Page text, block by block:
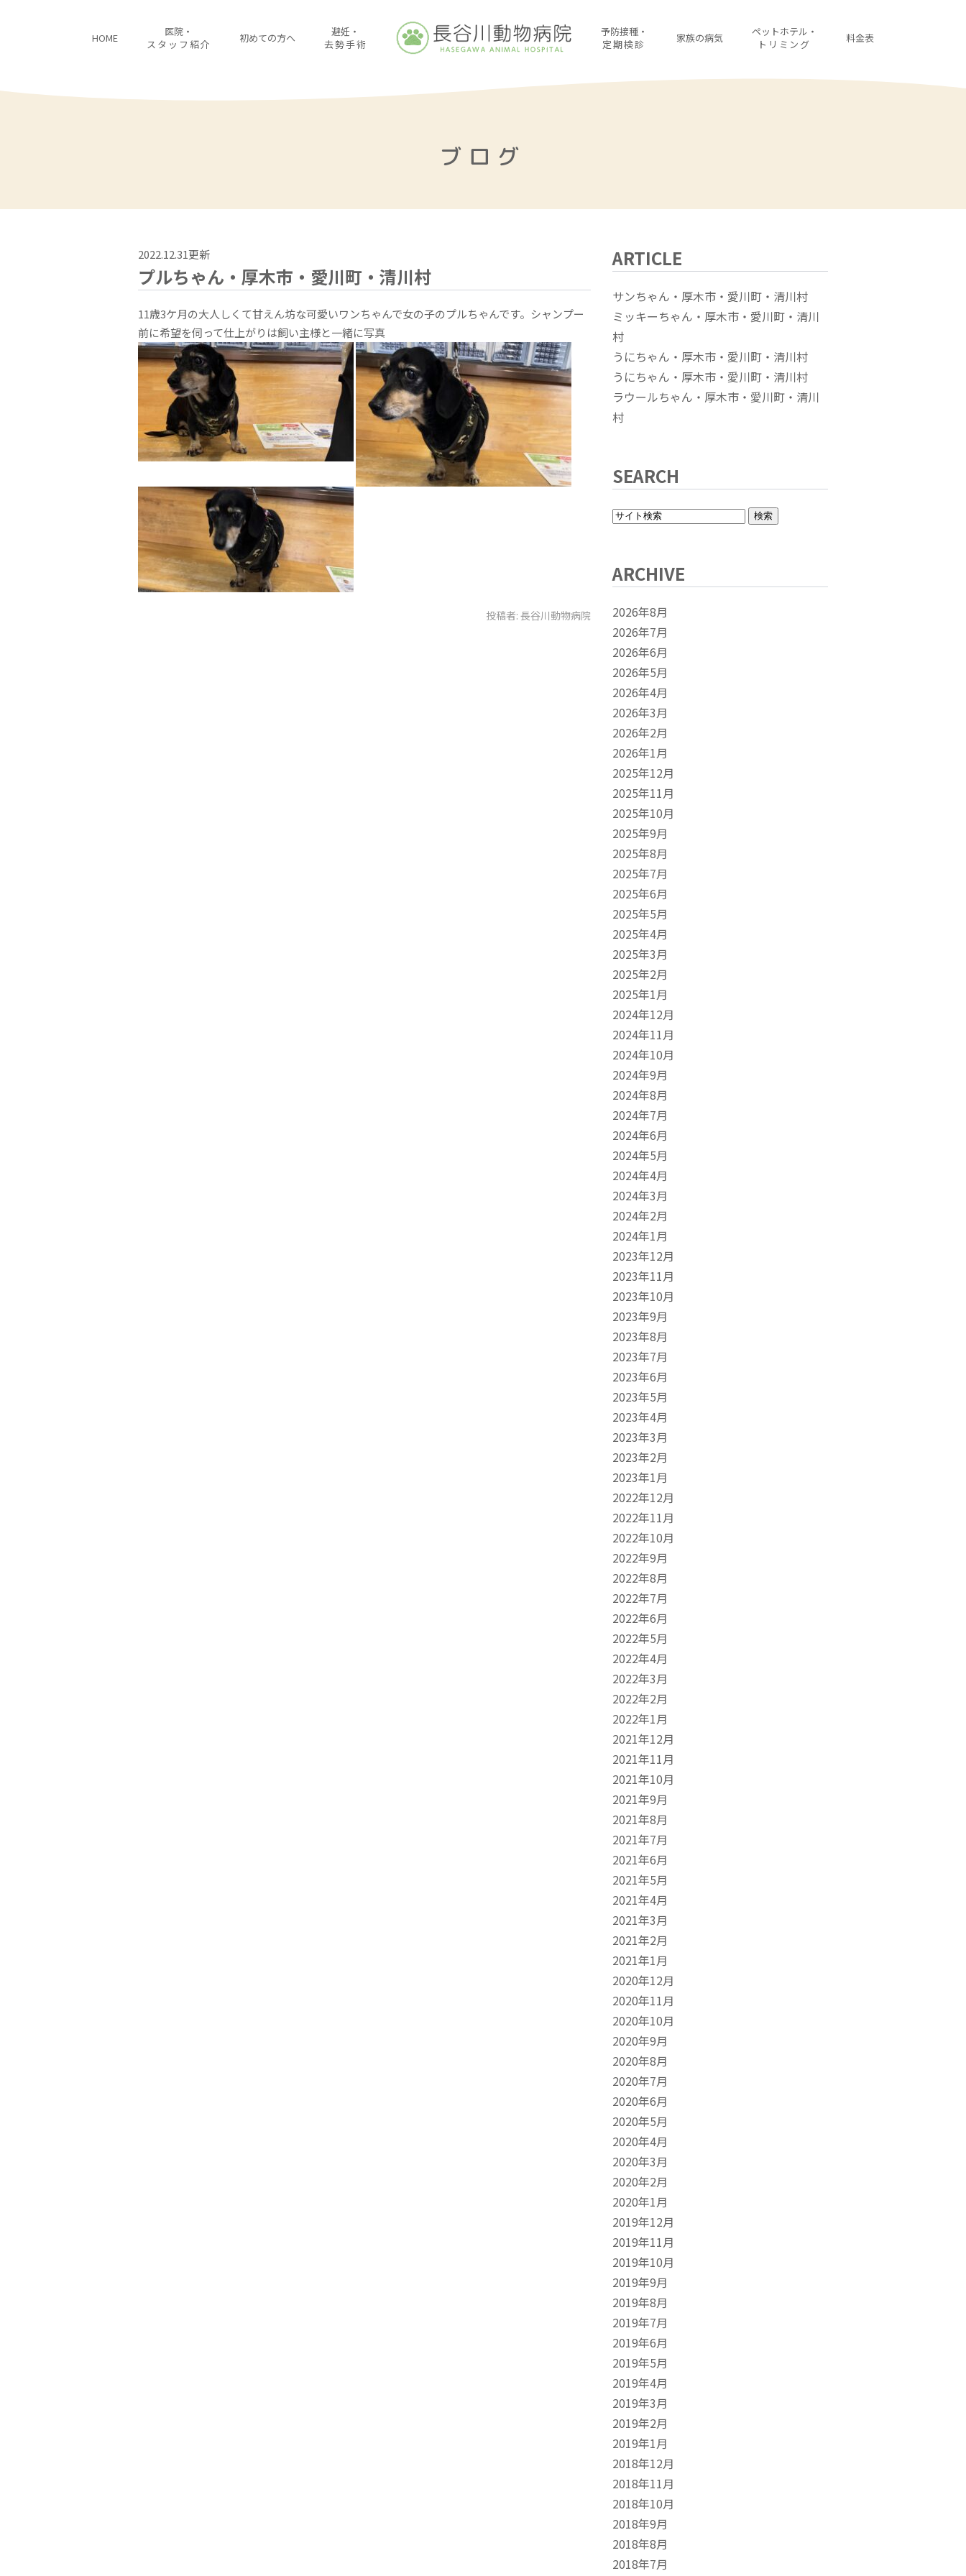
HOME
医院・
スタッフ紹介
初めての方へ
避妊・
去勢手術
予防接種・
定期検診
家族の病気
ペットホテル・
トリミング
料金表
ブログ
2022.12.31更新
プルちゃん・厚木市・愛川町・清川村
11歳3ケ月の大人しくて甘えん坊な可愛いワンちゃんで女の子のプルちゃんです。シャンプー
前に希望を伺って仕上がりは飼い主様と一緒に写真
投稿者: 長谷川動物病院
ARTICLE
サンちゃん・厚木市・愛川町・清川村
ミッキーちゃん・厚木市・愛川町・清川
村
うにちゃん・厚木市・愛川町・清川村
うにちゃん・厚木市・愛川町・清川村
ラウールちゃん・厚木市・愛川町・清川
村
SEARCH
ARCHIVE
2026年8月
2026年7月
2026年6月
2026年5月
2026年4月
2026年3月
2026年2月
2026年1月
2025年12月
2025年11月
2025年10月
2025年9月
2025年8月
2025年7月
2025年6月
2025年5月
2025年4月
2025年3月
2025年2月
2025年1月
2024年12月
2024年11月
2024年10月
2024年9月
2024年8月
2024年7月
2024年6月
2024年5月
2024年4月
2024年3月
2024年2月
2024年1月
2023年12月
2023年11月
2023年10月
2023年9月
2023年8月
2023年7月
2023年6月
2023年5月
2023年4月
2023年3月
2023年2月
2023年1月
2022年12月
2022年11月
2022年10月
2022年9月
2022年8月
2022年7月
2022年6月
2022年5月
2022年4月
2022年3月
2022年2月
2022年1月
2021年12月
2021年11月
2021年10月
2021年9月
2021年8月
2021年7月
2021年6月
2021年5月
2021年4月
2021年3月
2021年2月
2021年1月
2020年12月
2020年11月
2020年10月
2020年9月
2020年8月
2020年7月
2020年6月
2020年5月
2020年4月
2020年3月
2020年2月
2020年1月
2019年12月
2019年11月
2019年10月
2019年9月
2019年8月
2019年7月
2019年6月
2019年5月
2019年4月
2019年3月
2019年2月
2019年1月
2018年12月
2018年11月
2018年10月
2018年9月
2018年8月
2018年7月